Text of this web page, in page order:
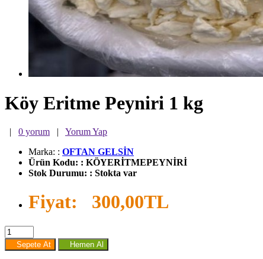
Köy Eritme Peyniri 1 kg
| 0 yorum | Yorum Yap
Marka: : OFTAN GELSİN
Ürün Kodu: : KÖYERİTMEPEYNİRİ
Stok Durumu: : Stokta var
Fiyat: 300,00TL
Sepete At Hemen Al